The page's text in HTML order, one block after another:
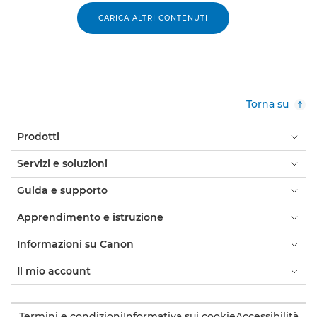
CARICA ALTRI CONTENUTI
Torna su
Prodotti
Servizi e soluzioni
Guida e supporto
Apprendimento e istruzione
Informazioni su Canon
Il mio account